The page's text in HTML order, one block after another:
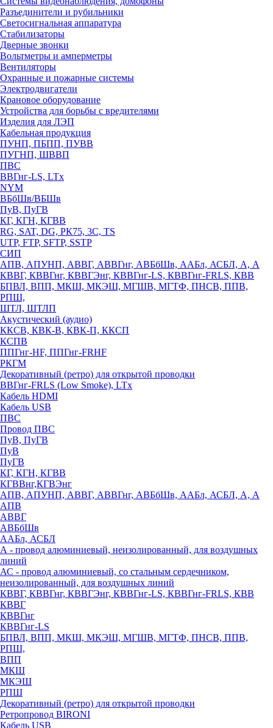
Разъединители и рубильники
Светосигнальная аппаратура
Стабилизаторы
Дверные звонки
Вольтметры и амперметры
Вентиляторы
Охранные и пожарные системы
Электродвигатели
Крановое оборудование
Устройства для борьбы с вредителями
Изделия для ЛЭП
Кабельная продукция
ПУНП, ПБПП, ПУВВ
ПУГНП, ШВВП
ПВС
ВВГнг-LS, LTx
NYM
ВБбШв/ВБШв
ПуВ, ПуГВ
КГ, КГН, КГВВ
RG, SAT, DG, РК75, 3С, TS
UTP, FTP, SFTP, SSTP
СИП
АПВ, АПУНП, АВВГ, АВВГнг, АВБбШв, ААБл, АСБЛ, А, А
КВВГ, КВВГнг, КВВГЭнг, КВВГнг-LS, КВВГнг-FRLS, КВВ
БПВЛ, ВПП, МКШ, МКЭШ, МГШВ, МГТФ, ПНСВ, ППВ,
РПШ,
ШТЛ, ШТЛП
Акустический (аудио)
ККСВ, КВК-В, КВК-П, ККСП
КСПВ
ППГнг-HF, ППГнг-FRHF
РКГМ
Декоративный (ретро) для открытой проводки
ВВГнг-FRLS (Low Smoke), LTx
Кабель HDMI
Кабель USB
ПВС
Провод ПВС
ПуВ, ПуГВ
ПуВ
ПуГВ
КГ, КГН, КГВВ
КГВВнг,КГВЭнг
АПВ, АПУНП, АВВГ, АВВГнг, АВБбШв, ААБл, АСБЛ, А, А
АПВ
АВВГ
АВБбШв
ААБл, АСБЛ
А - провод алюминиевый, неизолированный, для воздушных
линий
АС - провод алюминиевый, со стальным сердечником,
неизолированный, для воздушных линий
КВВГ, КВВГнг, КВВГЭнг, КВВГнг-LS, КВВГнг-FRLS, КВВ
КВВГ
КВВГнг
КВВГнг-LS
БПВЛ, ВПП, МКШ, МКЭШ, МГШВ, МГТФ, ПНСВ, ППВ,
РПШ,
ВПП
МКШ
МКЭШ
РПШ
Декоративный (ретро) для открытой проводки
Ретропровод BIRONI
Кабель USB